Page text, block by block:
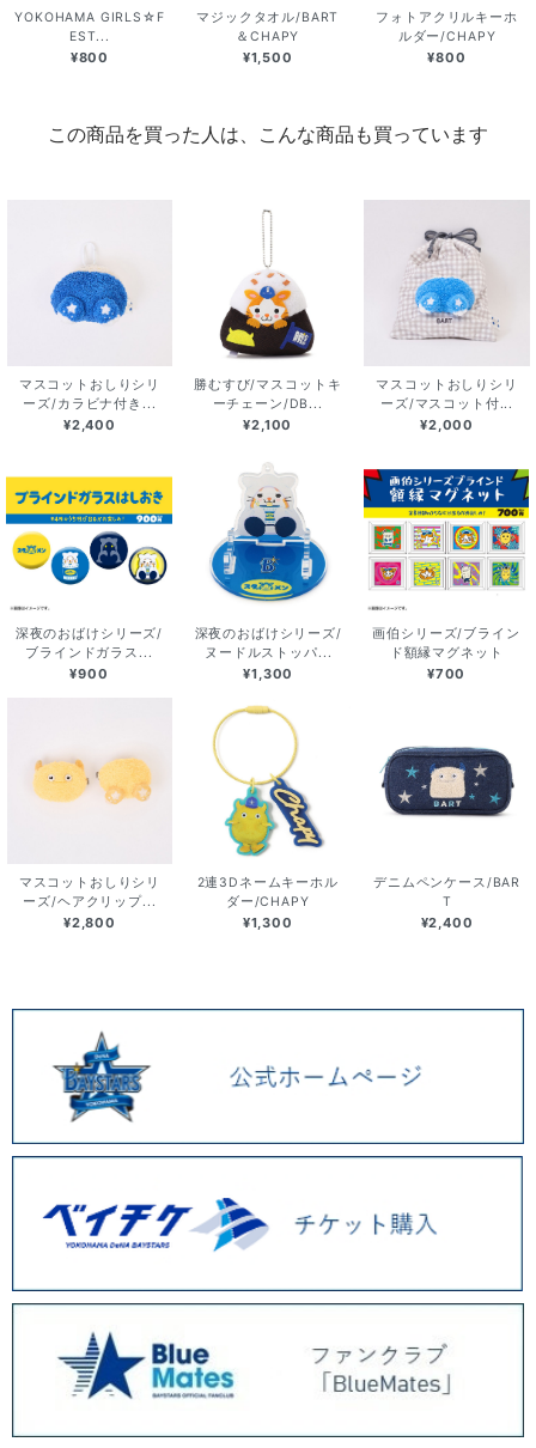
YOKOHAMA GIRLS☆F
EST...
¥800
マジックタオル/BART
＆CHAPY
¥1,500
フォトアクリルキーホ
ルダー/CHAPY
¥800
この商品を買った人は、こんな商品も買っています
マスコットおしりシリ
ーズ/カラビナ付き...
¥2,400
勝むすび/マスコットキ
ーチェーン/DB...
¥2,100
マスコットおしりシリ
ーズ/マスコット付...
¥2,000
深夜のおばけシリーズ/
ブラインドガラス...
¥900
深夜のおばけシリーズ/
ヌードルストッパ...
¥1,300
画伯シリーズ/ブライン
ド額縁マグネット
¥700
マスコットおしりシリ
ーズ/ヘアクリップ...
¥2,800
2連3Dネームキーホル
ダー/CHAPY
¥1,300
デニムペンケース/BAR
T
¥2,400